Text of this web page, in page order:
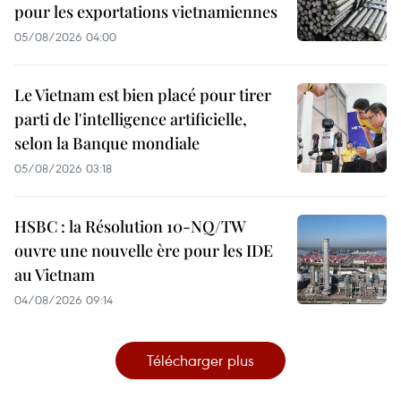
pour les exportations vietnamiennes
05/08/2026 04:00
Le Vietnam est bien placé pour tirer
parti de l'intelligence artificielle,
selon la Banque mondiale
05/08/2026 03:18
HSBC : la Résolution 10-NQ/TW
ouvre une nouvelle ère pour les IDE
au Vietnam
04/08/2026 09:14
Télécharger plus